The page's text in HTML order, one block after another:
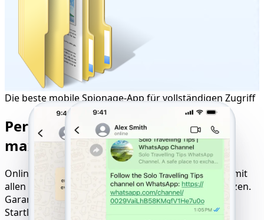
Die beste mobile Spionage-App für vollständigen Zugriff
Perfekte Kompatibilität für
maximale Tracking-Ergebnisse
Online-Tool zum Hacken von Websites, kompatibel mit
allen Geräten, Betriebssystemen und Mobilfunknetzen.
Garantierte Ergebnisse mit Pay-only-after-Success-
Startlogik.